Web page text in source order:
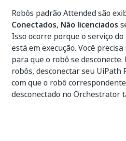
Robôs padrão Attended são
Conectados, Não licenciados
Isso ocorre porque o serviço
está em execução. Você
para que o robô se
robôs, desconectar seu UiPath
com que o robô
desconectado no Orchestrator